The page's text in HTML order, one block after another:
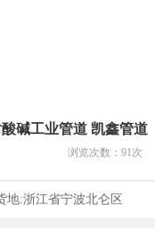
碱工业管道 凯鑫管道
浏览次数： 91次
地:浙江省宁波北仑区